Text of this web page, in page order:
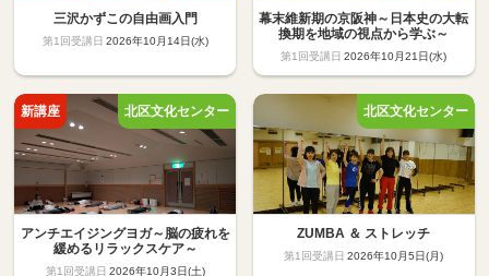
三沢かずこの自由画入門
2026年10月14日(水)
幕末維新期の京阪神～日本史の大転
換期を地域の視点から学ぶ～
2026年10月21日(水)
アンチエイジングヨガ～脳の疲れを
緩めるリラックスケア～
2026年10月3日(土)
ZUMBA ＆ ストレッチ
2026年10月5日(月)